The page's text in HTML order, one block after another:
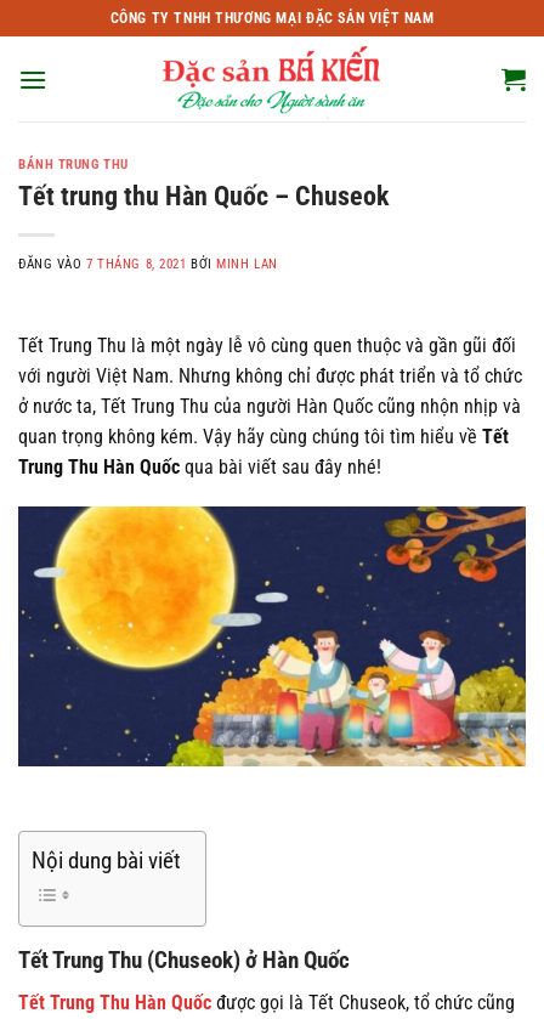
qua
nội
CÔNG TY TNHH THƯƠNG MẠI ĐẶC SẢN VIỆT NAM
BÁNH TRUNG THU
Tết trung thu Hàn Quốc – Chuseok
ĐĂNG VÀO7 THÁNG 8, 2021 BỞIMINH LAN
Tết Trung Thu là một ngày lễ vô cùng quen thuộc và gần gũi đối
với người Việt Nam. Nhưng không chỉ được phát triển và tổ chức
ở nước ta, Tết Trung Thu của người Hàn Quốc cũng nhộn nhịp và
quan trọng không kém. Vậy hãy cùng chúng tôi tìm hiểu về Tết
Trung Thu Hàn Quốc qua bài viết sau đây nhé!
Nội dung bài viết
Tết Trung Thu (Chuseok) ở Hàn Quốc
Tết Trung Thu Hàn Quốc được gọi là Tết Chuseok, tổ chức cũng